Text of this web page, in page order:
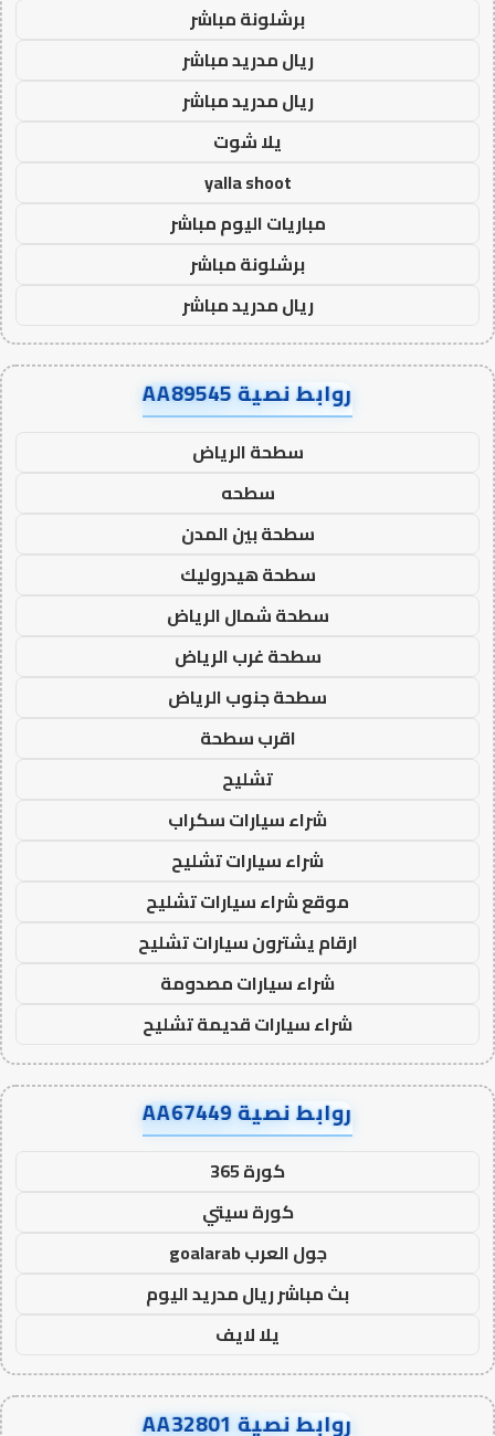
برشلونة مباشر
ريال مدريد مباشر
ريال مدريد مباشر
يلا شوت
yalla shoot
مباريات اليوم مباشر
برشلونة مباشر
ريال مدريد مباشر
روابط نصية AA89545
سطحة الرياض
سطحه
سطحة بين المدن
سطحة هيدروليك
سطحة شمال الرياض
سطحة غرب الرياض
سطحة جنوب الرياض
اقرب سطحة
تشليح
شراء سيارات سكراب
شراء سيارات تشليح
موقع شراء سيارات تشليح
ارقام يشترون سيارات تشليح
شراء سيارات مصدومة
شراء سيارات قديمة تشليح
روابط نصية AA67449
كورة 365
كورة سيتي
جول العرب goalarab
بث مباشر ريال مدريد اليوم
يلا لايف
روابط نصية AA32801